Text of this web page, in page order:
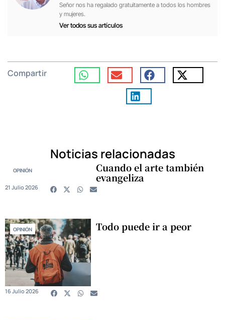
Señor nos ha regalado gratuitamente a todos los hombres
y mujeres.
Ver todos sus artículos
Compartir
Noticias relacionadas
OPINIÓN Cuando el arte también
evangeliza
21 Julio 2026
OPINIÓN Todo puede ir a peor
16 Julio 2026